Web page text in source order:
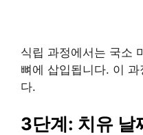
식립 과정에서는 국소
뼈에 삽입됩니다. 이
다.
3단계: 치유 날